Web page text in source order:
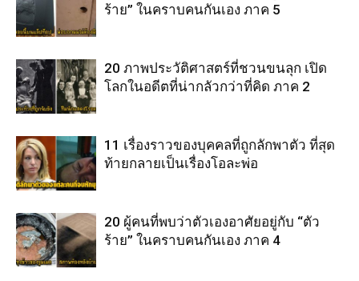
ร้าย” ในคราบคนกันเอง ภาค 5
20 ภาพประวัติศาสตร์ที่ชวนขนลุก เปิด
โลกในอดีตที่น่ากลัวกว่าที่คิด ภาค 2
11 เรื่องราวของบุคคลที่ถูกลักพาตัว ที่สุด
ท้ายกลายเป็นเรื่องโอละพ่อ
20 ผู้คนที่พบว่าตัวเองอาศัยอยู่กับ “ตัว
ร้าย” ในคราบคนกันเอง ภาค 4